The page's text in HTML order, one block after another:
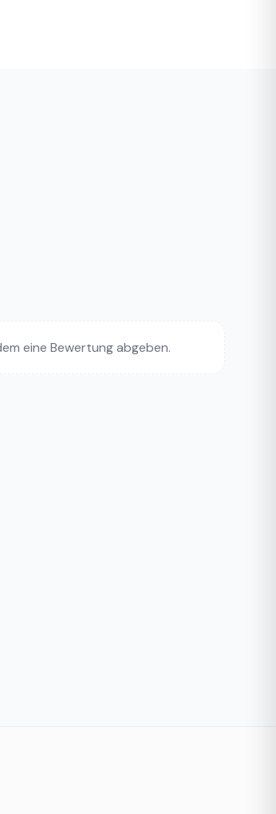
eine Bewertung abgeben.